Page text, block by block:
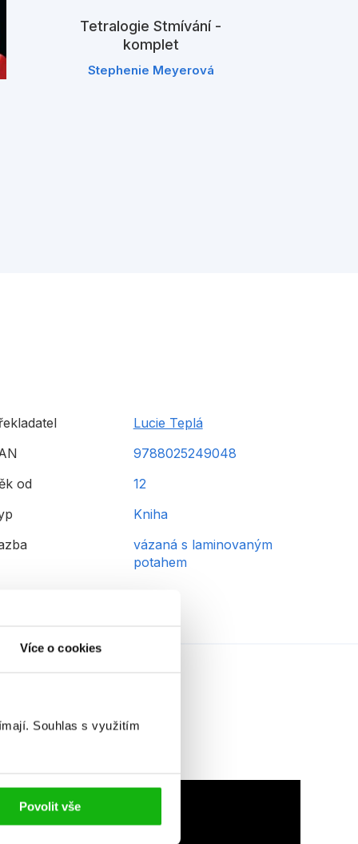
Více o cookies
Souhlas s využitím
Povolit vše
Tetralogie Stmívání -
komplet
Stephenie Meyerová
Lucie Teplá
9788025249048
od
12
Kniha
vázaná s laminovaným
potahem